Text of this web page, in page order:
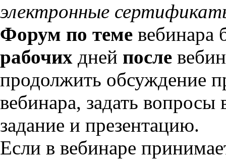
электронные
Форум по теме вебинара
рабочих дней после
продолжить обсуждение
вебинара, задать
задание и презентацию.
Если в вебинаре